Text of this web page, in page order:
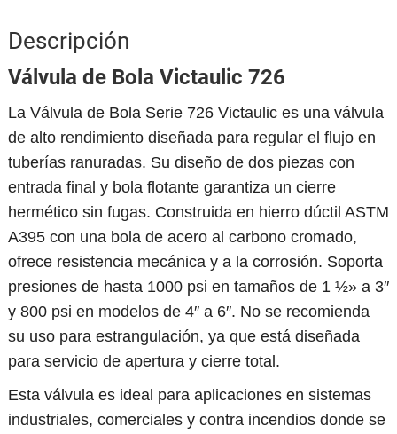
Descripción
Válvula de Bola Victaulic 726
La Válvula de Bola Serie 726 Victaulic es una válvula
de alto rendimiento diseñada para regular el flujo en
tuberías ranuradas. Su diseño de dos piezas con
entrada final y bola flotante garantiza un cierre
hermético sin fugas. Construida en hierro dúctil ASTM
A395 con una bola de acero al carbono cromado,
ofrece resistencia mecánica y a la corrosión. Soporta
presiones de hasta 1000 psi en tamaños de 1 ½» a 3″
y 800 psi en modelos de 4″ a 6″. No se recomienda
su uso para estrangulación, ya que está diseñada
para servicio de apertura y cierre total.
Esta válvula es ideal para aplicaciones en sistemas
industriales, comerciales y contra incendios donde se